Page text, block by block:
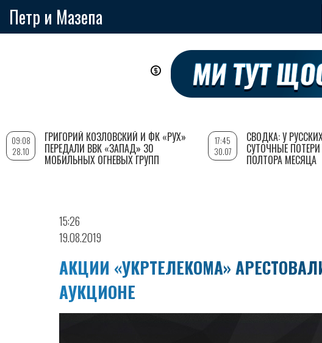
Петр и Мазепа
15:26
19.08.2019
АКЦИИ «УКРТЕЛЕКОМА»
АУКЦИОНЕ
09:08
28.10
ГРИГОРИЙ КОЗЛОВСКИЙ И ФК «РУХ»
ПЕРЕДАЛИ ВВК «ЗАПАД» 30
МОБИЛЬНЫХ ОГНЕВЫХ ГРУПП
17:45
30.07
СВОДКА: У
СУТОЧНЫЕ
ПОЛТОРА МЕСЯЦА